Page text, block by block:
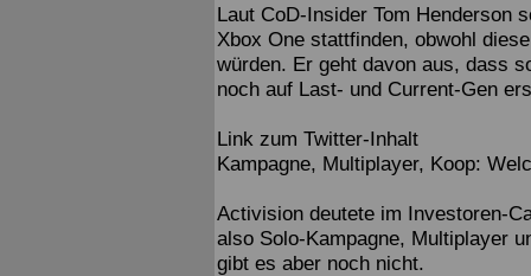
Laut CoD-Insider Tom Henderson
Xbox One stattfinden, obwohl
würden. Er geht davon aus, dass
noch auf Last- und Current-Gen
Link zum Twitter-Inhalt
Kampagne, Multiplayer, Koop:
Activision deutete im Investoren-
also Solo-Kampagne, Multiplayer
gibt es aber noch nicht.